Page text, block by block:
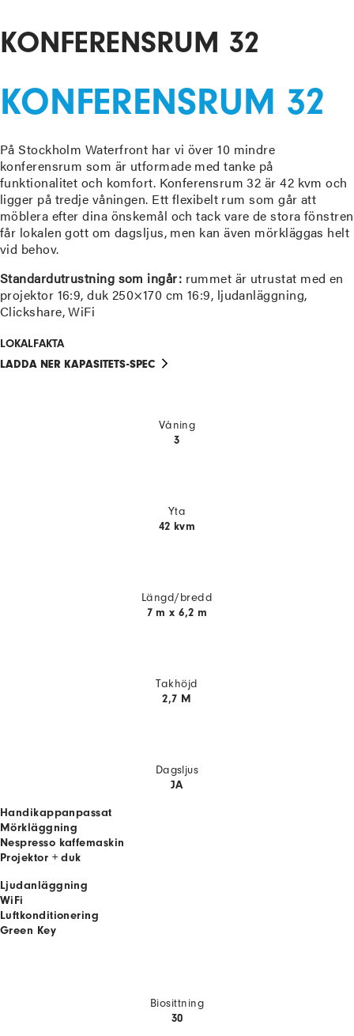
KONFERENSRUM 32
KONFERENSRUM 32
På Stockholm Waterfront har vi över 10 mindre
konferensrum som är utformade med tanke på
funktionalitet och komfort. Konferensrum 32 är 42 kvm och
ligger på tredje våningen. Ett flexibelt rum som går att
möblera efter dina önskemål och tack vare de stora fönstren
får lokalen gott om dagsljus, men kan även mörkläggas helt
vid behov.
Standardutrustning som ingår: rummet är utrustat med en
projektor 16:9, duk 250×170 cm 16:9, ljudanläggning,
Clickshare, WiFi
LOKALFAKTA
LADDA NER KAPASITETS-SPEC
Våning
3
Yta
42 kvm
Längd/bredd
7 m x 6,2 m
Takhöjd
2,7 M
Dagsljus
JA
Handikappanpassat
Mörkläggning
Nespresso kaffemaskin
Projektor + duk
Ljudanläggning
WiFi
Luftkonditionering
Green Key
Biosittning
30